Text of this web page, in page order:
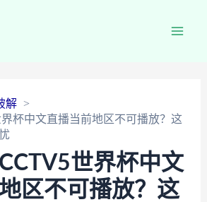
解
杯中文直播当前地区不可播放？这
世界杯中文
区不可播放？这